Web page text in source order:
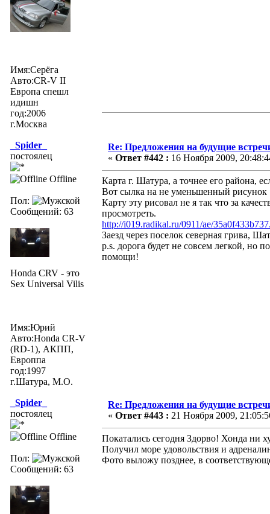
Имя:Серёга
Авто:CR-V II
Европа спешл
идишн
год:2006
г.Москва
_Spider_
постоялец
Offline
Пол:
Сообщений: 63
Honda CRV - это
Sex Universal Vilis
Имя:Юрий
Авто:Honda CR-V
(RD-1), АКПП,
Европпа
год:1997
г.Шатура, М.О.
Re: Предложения на будущие
« Ответ #442 : 16 Ноября 2009,
Карта г. Шатура, а точнее его района,
Вот сылка на не уменьшенный рисунок
Карту эту рисовал не я так что за
просмотреть.
http://i019.radikal.ru/0911/ae/
Заезд через поселок северная грива,
p.s. дорога будет не совсем легкой, но
помощи!
_Spider_
постоялец
Offline
Пол:
Сообщений: 63
Re: Предложения на будущие
« Ответ #443 : 21 Ноября 2009,
Покатались сегодня Здорво! Хонда ни
Получил море удовольствия и
Фото выложу позднее, в